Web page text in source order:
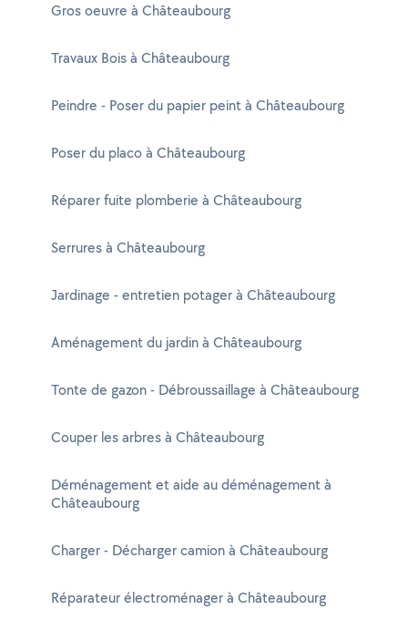
Gros oeuvre à Châteaubourg
Travaux Bois à Châteaubourg
Peindre - Poser du papier peint à Châteaubourg
Poser du placo à Châteaubourg
Réparer fuite plomberie à Châteaubourg
Serrures à Châteaubourg
Jardinage - entretien potager à Châteaubourg
Aménagement du jardin à Châteaubourg
Tonte de gazon - Débroussaillage à Châteaubourg
Couper les arbres à Châteaubourg
Déménagement et aide au déménagement à
Châteaubourg
Charger - Décharger camion à Châteaubourg
Réparateur électroménager à Châteaubourg